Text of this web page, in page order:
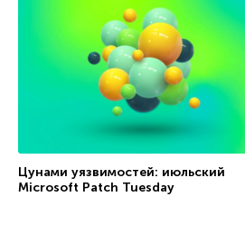
Цунами уязвимостей: июльский
Microsoft Patch Tuesday